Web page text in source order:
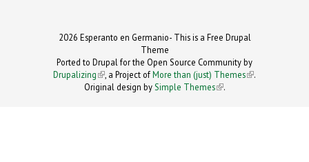
2026 Esperanto en Germanio- This is a Free Drupal
Theme
Ported to Drupal for the Open Source Community by
Drupalizing(link is external)
, a Project ofMore than (just) Themes (link is
.
Original design bySimple Themes
(link is
.